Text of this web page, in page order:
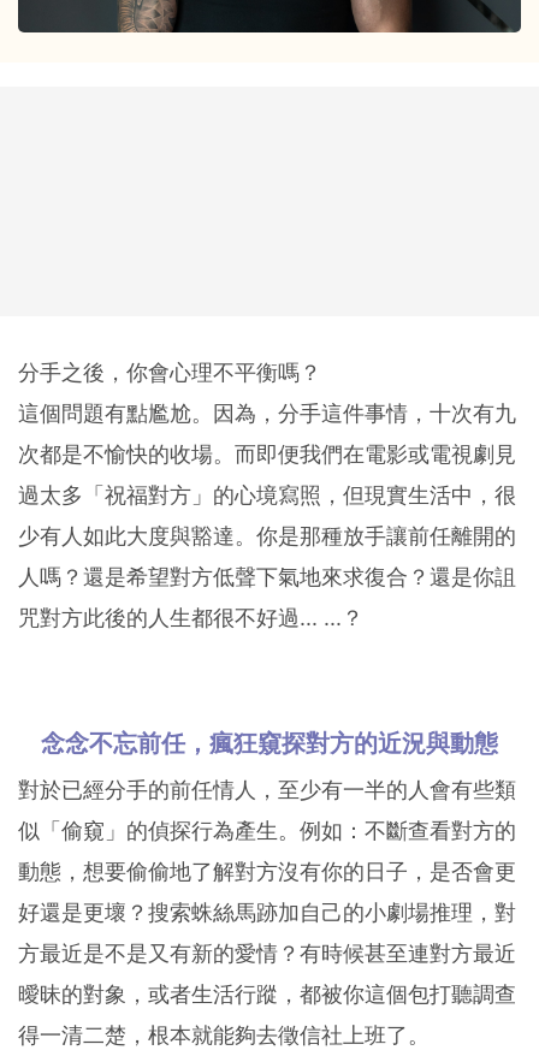
分手之後，你會心理不平衡嗎？
這個問題有點尷尬。因為，分手這件事情，十次有九
次都是不愉快的收場。而即便我們在電影或電視劇見
過太多「祝福對方」的心境寫照，但現實生活中，很
少有人如此大度與豁達。你是那種放手讓前任離開的
人嗎？還是希望對方低聲下氣地來求復合？還是你詛
咒對方此後的人生都很不好過... ...？
念念不忘前任，瘋狂窺探對方的近況與動態
對於已經分手的前任情人，至少有一半的人會有些類
似「偷窺」的偵探行為產生。例如：不斷查看對方的
動態，想要偷偷地了解對方沒有你的日子，是否會更
好還是更壞？搜索蛛絲馬跡加自己的小劇場推理，對
方最近是不是又有新的愛情？有時候甚至連對方最近
曖昧的對象，或者生活行蹤，都被你這個包打聽調查
得一清二楚，根本就能夠去徵信社上班了。